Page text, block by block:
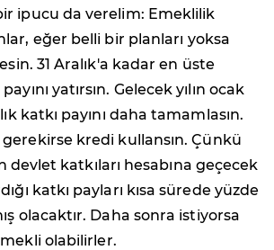
ipucu da verelim: Emeklilik
eğer belli bir planları yoksa
31 Aralık'a kadar en üste
yatırsın. Gelecek yılın ocak
katkı payını daha tamamlasın.
gerekirse kredi kullansın. Çünkü
devlet katkıları hesabına geçecek
katkı payları kısa sürede yüzde
olacaktır. Daha sonra istiyorsa
olabilirler.